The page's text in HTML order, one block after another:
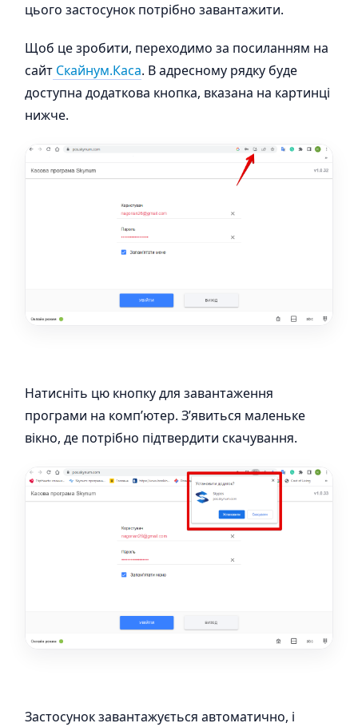
цього застосунок потрібно завантажити.
Щоб це зробити, переходимо за посиланням на
сайт Скайнум.Каса. В адресному рядку буде
доступна додаткова кнопка, вказана на картинці
нижче.
Натисніть цю кнопку для завантаження
програми на комп’ютер. З’явиться маленьке
вікно, де потрібно підтвердити скачування.
Застосунок завантажується автоматично, і